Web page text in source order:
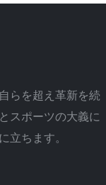
らを超え革新を続
スポーツの大義に
ちます。